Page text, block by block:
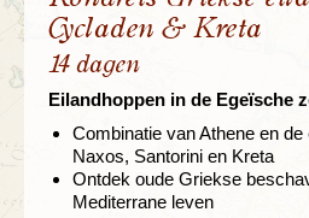
Cycladen & Kreta
14 dagen
Eilandhoppen in de Egeïsche
Combinatie van Athene en
Naxos, Santorini en Kreta
Ontdek oude Griekse
Mediterrane leven